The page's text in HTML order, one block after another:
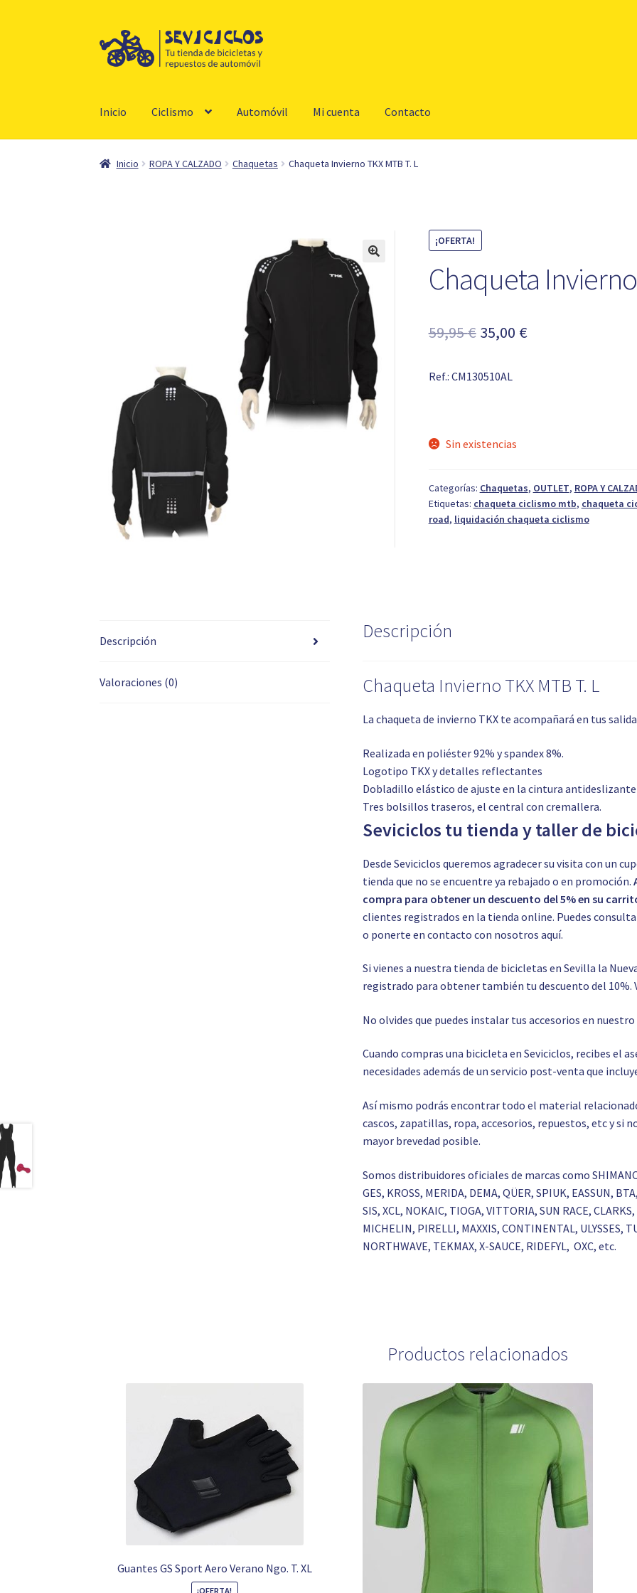
Ir
a
Ir
al
Inicio Ciclismo Automóvil Mi cuenta Contacto
Inicio ROPA Y CALZADO Chaquetas Chaqueta Invierno TKX MTB T. L
¡OFERTA!
Chaqueta Invierno
59,95€ El
original
35,00 €El
Ref.: CM130510AL
Sin existencias
Categorías: Chaquetas, OUTLET, ROPA Y
Etiquetas: chaqueta ciclismo mtb, chaqueta
road, liquidación chaqueta ciclismo
Descripción
Valoraciones (0)
Descripción
Chaqueta Invierno TKX MTB T. L
La chaqueta de invierno TKX te acompañará en tus
Realizada en poliéster 92% y spandex 8%.
Logotipo TKX y detalles reflectantes
Dobladillo elástico de ajuste en la cintura antideslizante
Tres bolsillos traseros, el central con cremallera.
Seviciclos tu tienda y taller de
Desde Seviciclos queremos agradecer su visita con un
tienda que no se encuentre ya rebajado o en promoción.
compra para obtener un descuento del 5% en su
clientes registrados en la tienda online. Puedes
o ponerte en contacto con nosotrosaquí.
Si vienes a nuestra tienda de bicicletas en Sevilla la
registrado para obtener también tu descuento del 10%.
No olvides que puedes instalar tus accesorios en nuestro
Cuando compras una bicicleta en Seviciclos, recibes el
necesidades además de un servicio post-venta que
Así mismo podrás encontrar todo el material
cascos, zapatillas, ropa, accesorios, repuestos, etc y si
mayor brevedad posible.
Somos distribuidores oficiales de marcas como
GES, KROSS, MERIDA, DEMA, QÜER, SPIUK, EASSUN,
SIS, XCL, NOKAIC, TIOGA, VITTORIA, SUN RACE,
MICHELIN, PIRELLI, MAXXIS, CONTINENTAL, ULYSSES,
NORTHWAVE, TEKMAX, X-SAUCE, RIDEFYL, OXC, etc.
Productos relacionados
Guantes GS Sport Aero Verano Ngo. T. XL
¡OFERTA!